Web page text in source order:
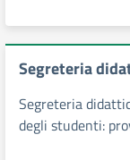
Segreteria
Segreteria
degli studenti: